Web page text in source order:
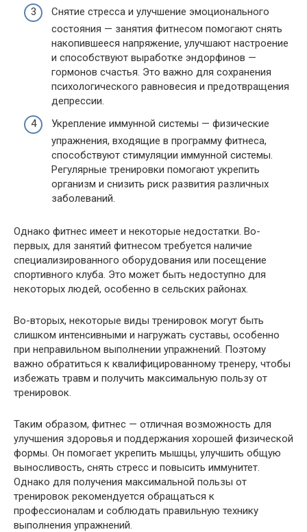
Снятие стресса и улучшение эмоционального
состояния — занятия фитнесом помогают снять
накопившееся напряжение, улучшают настроение
и способствуют выработке эндорфинов —
гормонов счастья. Это важно для сохранения
психологического равновесия и предотвращения
депрессии.
Укрепление иммунной системы — физические
упражнения, входящие в программу фитнеса,
способствуют стимуляции иммунной системы.
Регулярные тренировки помогают укрепить
организм и снизить риск развития различных
заболеваний.
Однако фитнес имеет и некоторые недостатки. Во-
первых, для занятий фитнесом требуется наличие
специализированного оборудования или посещение
спортивного клуба. Это может быть недоступно для
некоторых людей, особенно в сельских районах.
Во-вторых, некоторые виды тренировок могут быть
слишком интенсивными и нагружать суставы, особенно
при неправильном выполнении упражнений. Поэтому
важно обратиться к квалифицированному тренеру, чтобы
избежать травм и получить максимальную пользу от
тренировок.
Таким образом, фитнес — отличная возможность для
улучшения здоровья и поддержания хорошей физической
формы. Он помогает укрепить мышцы, улучшить общую
выносливость, снять стресс и повысить иммунитет.
Однако для получения максимальной пользы от
тренировок рекомендуется обращаться к
профессионалам и соблюдать правильную технику
выполнения упражнений.